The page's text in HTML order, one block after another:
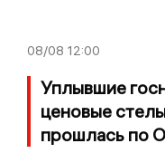
08/08 12:00
Уплывшие
ценовые
прошлась по